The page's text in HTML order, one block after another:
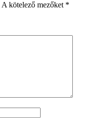
A kötelező mezőket *